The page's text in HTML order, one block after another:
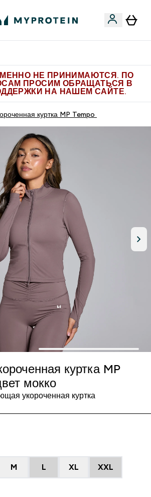
НЕ ПРИНИМАЮТСЯ. ПО
ПРОСИМ ОБРАЩАТЬСЯ В
НА НАШЕМ САЙТЕ.
куртка MP Tempo
куртка MP
мокко
укороченная куртка
M L XL XXL